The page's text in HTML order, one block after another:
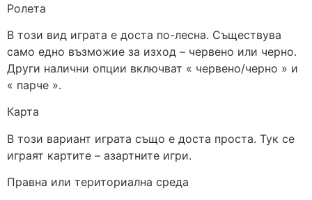
Ролета
В този вид играта е доста по-лесна. Съществува
само едно възможие за изход – червено или черно.
Други налични опции включват « червено/черно » и
« парче ».
Карта
В този вариант играта също е доста проста. Тук се
играят картите – азартните игри.
Правна или териториална среда